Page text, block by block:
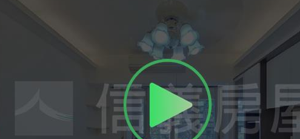
A 靜心高中
B 興隆市場
C 興隆市場
D 景華公園
E 興業里
F 景華公園